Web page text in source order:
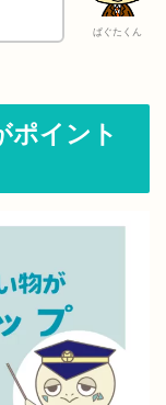
ぱぐたくん
ポイント